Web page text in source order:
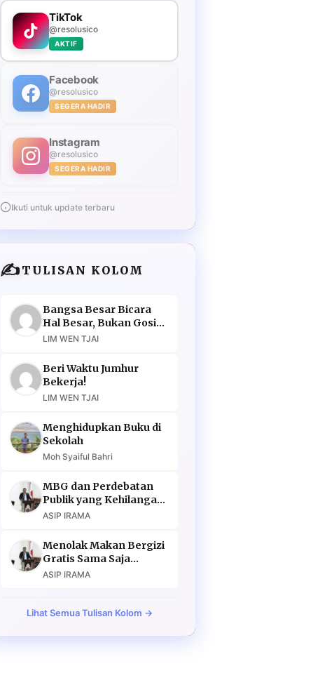
TikTok
@resolusico
AKTIF
Facebook
@resolusico
SEGERA HADIR
Instagram
@resolusico
SEGERA HADIR
Ikuti untuk update terbaru
✍️TULISAN KOLOM
Bangsa Besar Bicara
Hal Besar, Bukan Gosip
Murahan
LIM WEN TJAI
Beri Waktu Jumhur
Bekerja!
LIM WEN TJAI
Menghidupkan Buku di
Sekolah
Moh Syaiful Bahri
MBG dan Perdebatan
Publik yang Kehilangan
Argumen
ASIP IRAMA
Menolak Makan Bergizi
Gratis Sama Saja
Menolak Masa Depan
ASIP IRAMA
Lihat Semua Tulisan Kolom →